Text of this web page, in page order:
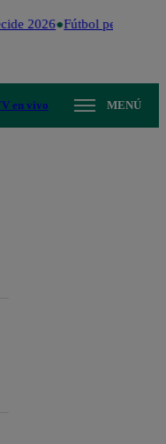
2026 Fútbol peruano
en vivo MENÚ